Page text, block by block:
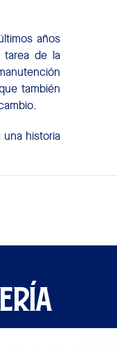
años
tarea de la
también
historia